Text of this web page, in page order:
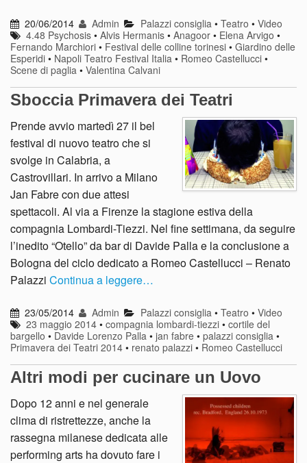
20/06/2014 Admin Palazzi consiglia• Teatro • Video
4.48 Psychosis •Alvis Hermanis •Anagoor • Elena Arvigo •
Fernando Marchiori • Festival delle colline torinesi • Giardino delle
Esperidi • Napoli Teatro Festival Italia • Romeo Castellucci •
Scene di paglia • Valentina Calvani
Sboccia Primavera dei Teatri
Prende avvio martedì 27 il bel
festival di nuovo teatro che si
svolge in Calabria, a
Castrovillari. In arrivo a Milano
Jan Fabre con due attesi
spettacoli. Al via a Firenze la stagione estiva della
compagnia Lombardi-Tiezzi. Nel fine settimana, da seguire
l’inedito “Otello” da bar di Davide Palla e la conclusione a
Bologna del ciclo dedicato a Romeo Castellucci – Renato
Palazzi Continua a leggere…
23/05/2014 Admin Palazzi consiglia• Teatro • Video
23 maggio 2014 •compagnia lombardi-tiezzi •cortile del
bargello • Davide Lorenzo Palla • jan fabre • palazzi consiglia •
Primavera dei Teatri 2014 • renato palazzi • Romeo Castellucci
Altri modi per cucinare un Uovo
Dopo 12 anni e nel generale
clima di ristrettezze, anche la
rassegna milanese dedicata alle
performing arts ha dovuto fare i